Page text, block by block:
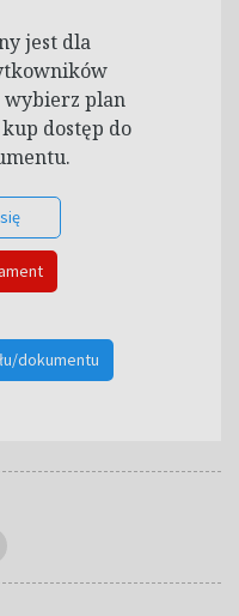
jest dla
wybierz plan
dostęp do
dokumentu